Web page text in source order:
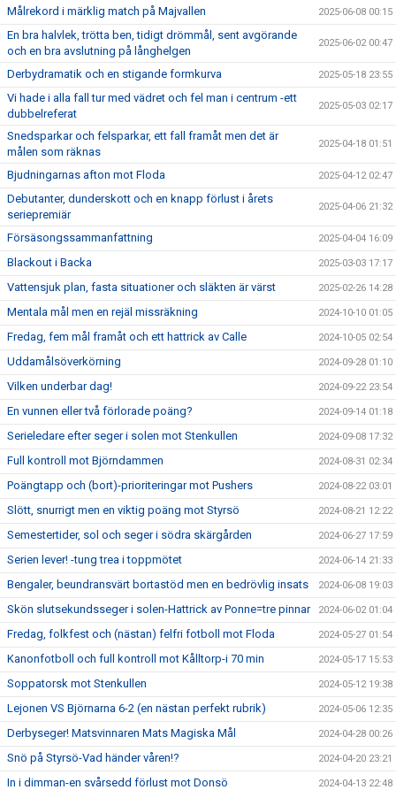
Målrekord i märklig match på Majvallen 2025-06-08 00:15
En bra halvlek, trötta ben, tidigt drömmål, sent avgörande
och en bra avslutning på långhelgen
2025-06-02 00:47
Derbydramatik och en stigande formkurva 2025-05-18 23:55
Vi hade i alla fall tur med vädret och fel man i centrum -ett
dubbelreferat
2025-05-03 02:17
Snedsparkar och felsparkar, ett fall framåt men det är
målen som räknas
2025-04-18 01:51
Bjudningarnas afton mot Floda 2025-04-12 02:47
Debutanter, dunderskott och en knapp förlust i årets
seriepremiär
2025-04-06 21:32
Försäsongssammanfattning 2025-04-04 16:09
Blackout i Backa 2025-03-03 17:17
Vattensjuk plan, fasta situationer och släkten är värst 2025-02-26 14:28
Mentala mål men en rejäl missräkning 2024-10-10 01:05
Fredag, fem mål framåt och ett hattrick av Calle 2024-10-05 02:54
Uddamålsöverkörning 2024-09-28 01:10
Vilken underbar dag! 2024-09-22 23:54
En vunnen eller två förlorade poäng? 2024-09-14 01:18
Serieledare efter seger i solen mot Stenkullen 2024-09-08 17:32
Full kontroll mot Björndammen 2024-08-31 02:34
Poängtapp och (bort)-prioriteringar mot Pushers 2024-08-22 03:01
Slött, snurrigt men en viktig poäng mot Styrsö 2024-08-21 12:22
Semestertider, sol och seger i södra skärgården 2024-06-27 17:59
Serien lever! -tung trea i toppmötet 2024-06-14 21:33
Bengaler, beundransvärt bortastöd men en bedrövlig insats 2024-06-08 19:03
Skön slutsekundsseger i solen-Hattrick av Ponne=tre pinnar 2024-06-02 01:04
Fredag, folkfest och (nästan) felfri fotboll mot Floda 2024-05-27 01:54
Kanonfotboll och full kontroll mot Kålltorp-i 70 min 2024-05-17 15:53
Soppatorsk mot Stenkullen 2024-05-12 19:38
Lejonen VS Björnarna 6-2 (en nästan perfekt rubrik) 2024-05-06 12:35
Derbyseger! Matsvinnaren Mats Magiska Mål 2024-04-28 00:26
Snö på Styrsö-Vad händer våren!? 2024-04-20 23:21
In i dimman-en svårsedd förlust mot Donsö 2024-04-13 22:48